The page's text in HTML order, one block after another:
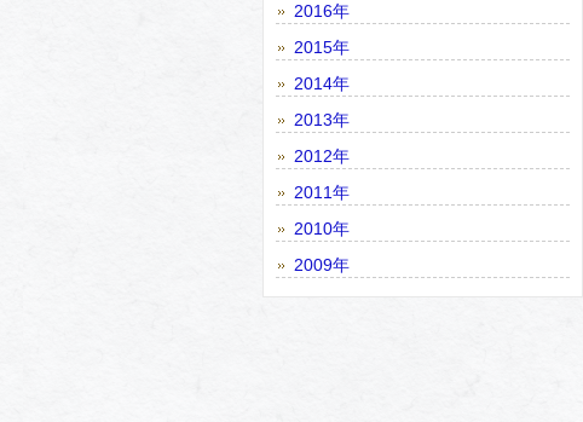
2016年
2015年
2014年
2013年
2012年
2011年
2010年
2009年